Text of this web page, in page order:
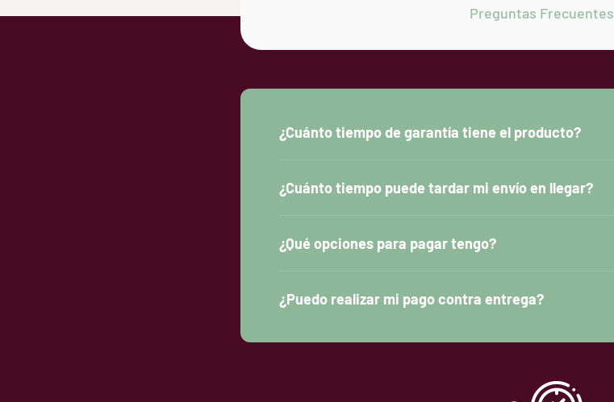
Preguntas Frecuentes
¿Cuánto tiempo de garantía tiene el producto?
¿Cuánto tiempo puede tardar mi envío en llegar?
¿Qué opciones para pagar tengo?
¿Puedo realizar mi pago contra entrega?